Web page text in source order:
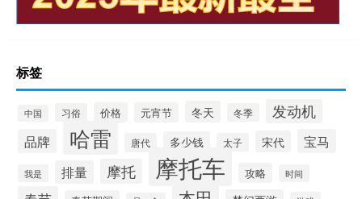
标签
中国 习俗 价格 元宵节 冬天 冬季 发动机
品牌 哈雷 唐代 多少钱 太子 宋代 宝马
我是 排量 摩托 摩托车 攻略 时间